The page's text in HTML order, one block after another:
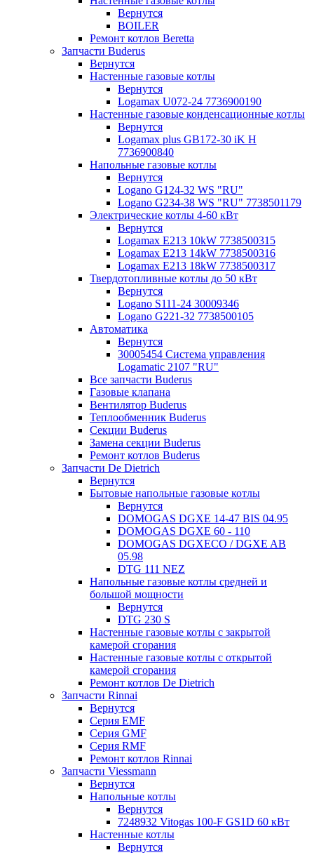
Вернутся
BOILER
Ремонт котлов Beretta
Запчасти Buderus
Вернутся
Настенные газовые котлы
Вернутся
Logamax U072-24 7736900190
Настенные газовые конденсационные котлы
Вернутся
Logamax plus GB172-30 iK H
7736900840
Напольные газовые котлы
Вернутся
Logano G124-32 WS "RU"
Logano G234-38 WS "RU" 7738501179
Электрические котлы 4-60 кВт
Вернутся
Logamax E213 10kW 7738500315
Logamax E213 14kW 7738500316
Logamax E213 18kW 7738500317
Твердотопливные котлы до 50 кВт
Вернутся
Logano S111-24 30009346
Logano G221-32 7738500105
Автоматика
Вернутся
30005454 Система управления
Logamatic 2107 "RU"
Все запчасти Buderus
Газовые клапана
Вентилятор Buderus
Теплообменник Buderus
Секции Buderus
Замена секции Buderus
Ремонт котлов Buderus
Запчасти De Dietrich
Вернутся
Бытовые напольные газовые котлы
Вернутся
DOMOGAS DGXE 14-47 BIS 04.95
DOMOGAS DGXE 60 - 110
DOMOGAS DGXECO / DGXE AB
05.98
DTG 111 NEZ
Напольные газовые котлы средней и
большой мощности
Вернутся
DTG 230 S
Настенные газовые котлы с закрытой
камерой сгорания
Настенные газовые котлы с открытой
камерой сгорания
Ремонт котлов Dе Dietrich
Запчасти Rinnai
Вернутся
Серия EMF
Серия GMF
Серия RMF
Ремонт котлов Rinnai
Запчасти Viessmann
Вернутся
Напольные котлы
Вернутся
7248932 Vitogas 100-F GS1D 60 кВт
Настенные котлы
Вернутся